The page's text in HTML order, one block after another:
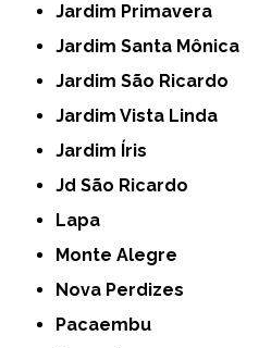
Jardim Primavera
Jardim Santa Mônica
Jardim São Ricardo
Jardim Vista Linda
Jardim Íris
Jd São Ricardo
Lapa
Monte Alegre
Nova Perdizes
Pacaembu